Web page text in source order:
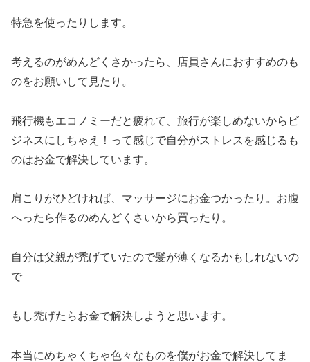
特急を使ったりします。
考えるのがめんどくさかったら、店員さんにおすすめのも
のをお願いして見たり。
飛行機もエコノミーだと疲れて、旅行が楽しめないからビ
ジネスにしちゃえ！って感じで自分がストレスを感じるも
のはお金で解決しています。
肩こりがひどければ、マッサージにお金つかったり。お腹
へったら作るのめんどくさいから買ったり。
自分は父親が禿げていたので髪が薄くなるかもしれないの
で
もし禿げたらお金で解決しようと思います。
本当にめちゃくちゃ色々なものを僕がお金で解決してま